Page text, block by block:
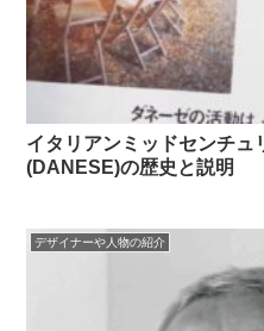
イタリアンミッドセンチュ
(DANESE)の歴史と説明
デザイナーや人物の紹介